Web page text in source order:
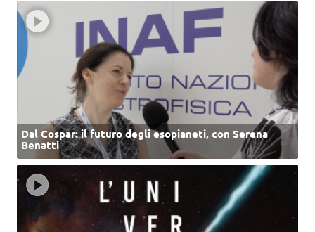
Dal Cospar: il futuro degli esopianeti, con Serena
Benatti